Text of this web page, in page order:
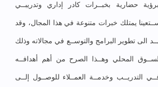
حضارية بخبــرات كادر إداري وتدريبــي
يمتلك خبرات متنوعة في هذا المجال، وقد
الى تطوير البرامج والتوســع في مجالاته وذلك
الســوق المحلي وهــذا الصرح من أهم أهدافــه
التدريــب وخدمــة العمــلاء للوصــول إلــى